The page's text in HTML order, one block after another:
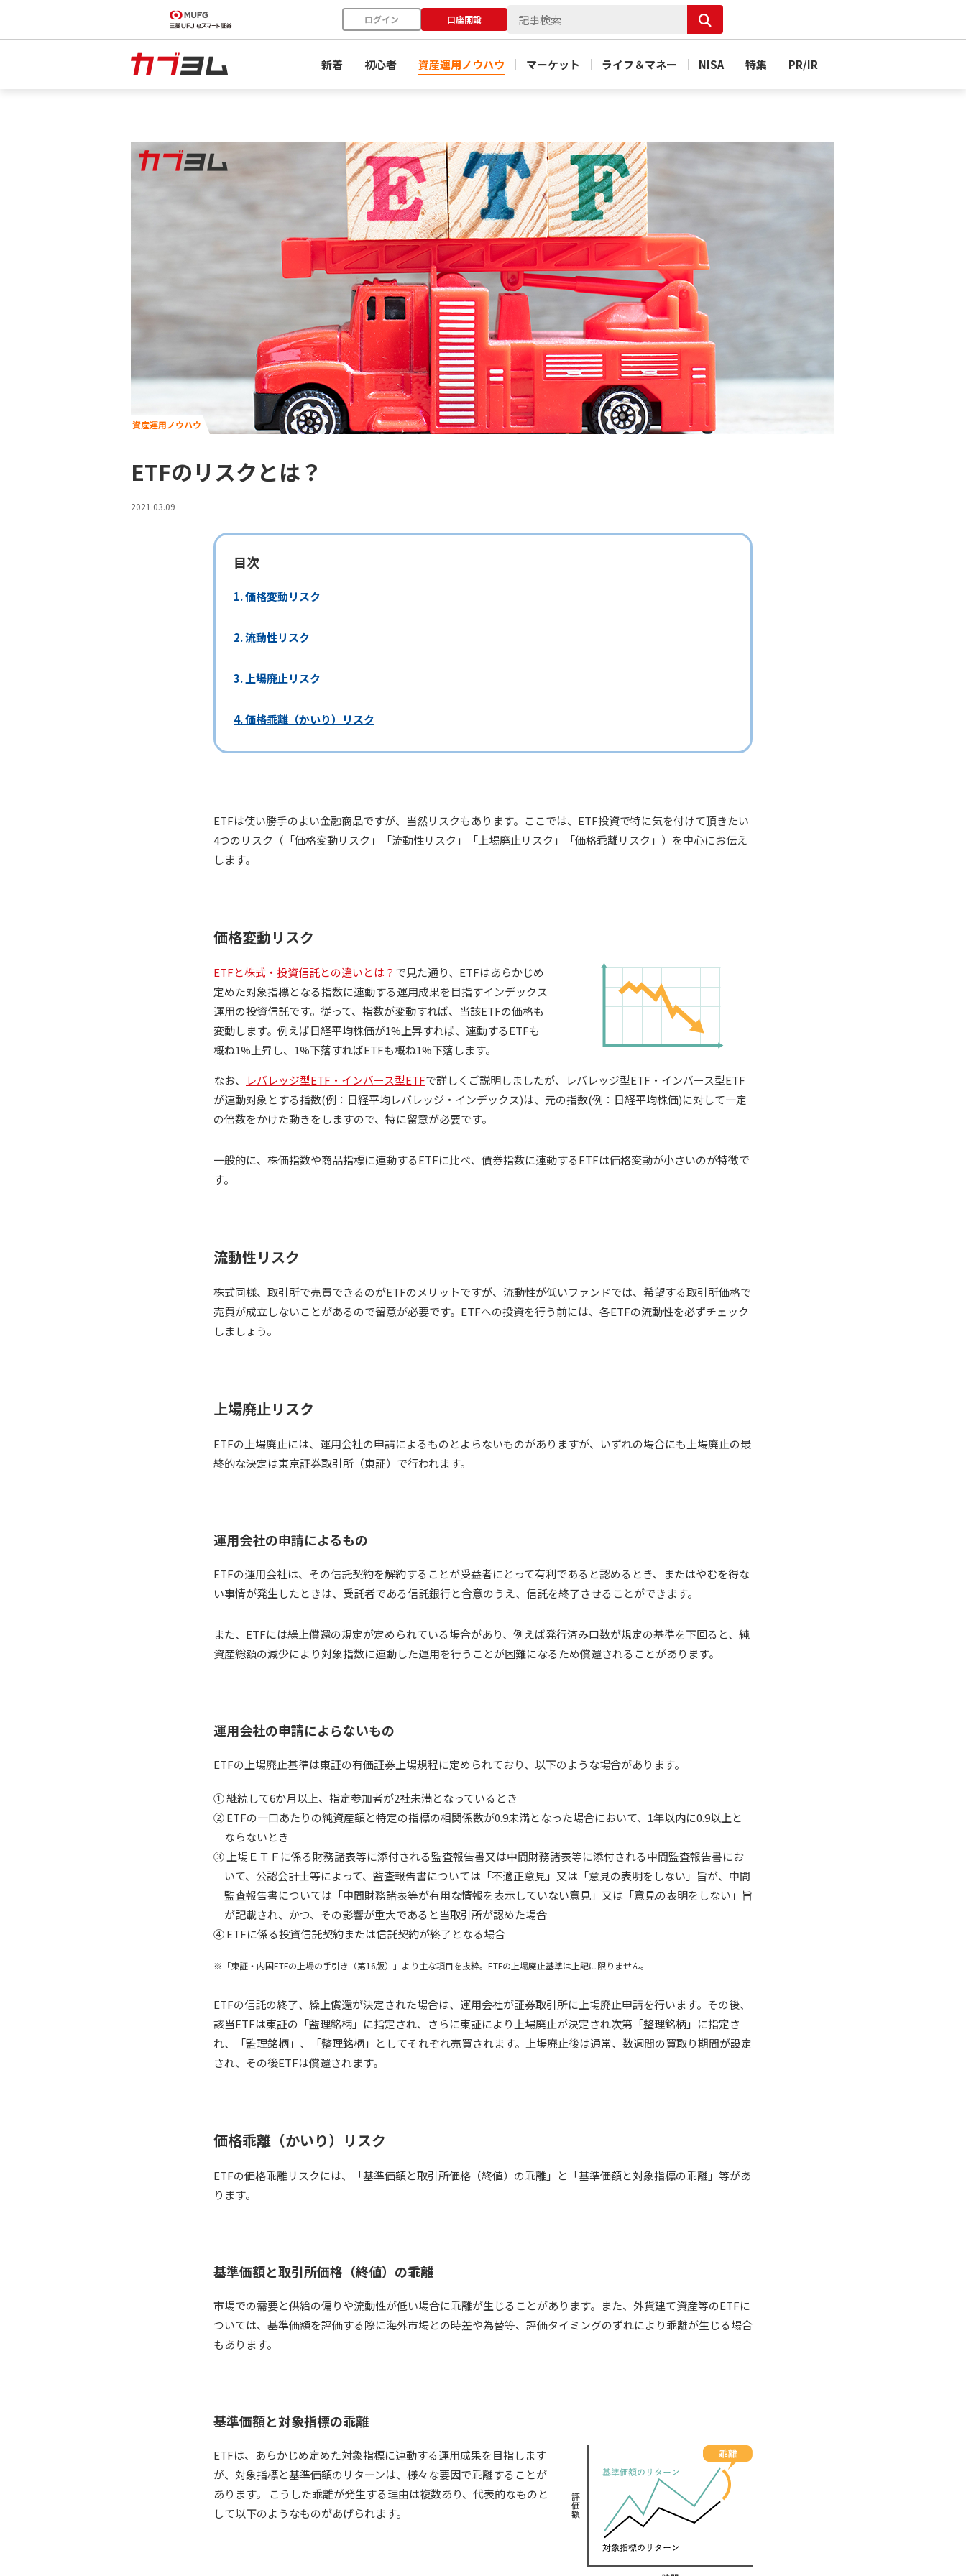
ログイン 口座開設
新着 初心者 資産運用ノウハウ マーケット ライフ＆マネー NISA 特集 PR/IR
資産運用ノウハウ
ETFのリスクとは？
2021.03.09
目次
1. 価格変動リスク
2. 流動性リスク
3. 上場廃止リスク
4. 価格乖離（かいり）リスク
ETFは使い勝手のよい金融商品ですが、当然リスクもあります。ここでは、ETF投資で特に気を付けて頂きたい
4つのリスク（「価格変動リスク」「流動性リスク」「上場廃止リスク」「価格乖離リスク」）を中心にお伝え
します。
価格変動リスク
ETFと株式・投資信託との違いとは？ で見た通り、ETFはあらかじめ
定めた対象指標となる指数に連動する運用成果を目指すインデックス
運用の投資信託です。従って、指数が変動すれば、当該ETFの価格も
変動します。例えば日経平均株価が1%上昇すれば、連動するETFも
概ね1%上昇し、1%下落すればETFも概ね1%下落します。
なお、
レバレッジ型ETF・インバース型ETFで詳しくご説明しましたが、レバレッジ型ETF・インバース型ETF
が連動対象とする指数(例：日経平均レバレッジ・インデックス)は、元の指数(例：日経平均株価)に対して一定
の倍数をかけた動きをしますので、特に留意が必要です。
一般的に、株価指数や商品指標に連動するETFに比べ、債券指数に連動するETFは価格変動が小さいのが特徴で
す。
流動性リスク
株式同様、取引所で売買できるのがETFのメリットですが、流動性が低いファンドでは、希望する取引所価格で
売買が成立しないことがあるので留意が必要です。ETFへの投資を行う前には、各ETFの流動性を必ずチェック
しましょう。
上場廃止リスク
ETFの上場廃止には、運用会社の申請によるものとよらないものがありますが、いずれの場合にも上場廃止の最
終的な決定は東京証券取引所（東証）で行われます。
運用会社の申請によるもの
ETFの運用会社は、その信託契約を解約することが受益者にとって有利であると認めるとき、またはやむを得な
い事情が発生したときは、受託者である信託銀行と合意のうえ、信託を終了させることができます。
また、ETFには繰上償還の規定が定められている場合があり、例えば発行済み口数が規定の基準を下回ると、純
資産総額の減少により対象指数に連動した運用を行うことが困難になるため償還されることがあります。
運用会社の申請によらないもの
ETFの上場廃止基準は東証の有価証券上場規程に定められており、以下のような場合があります。
① 継続して6か月以上、指定参加者が2社未満となっているとき
② ETFの一口あたりの純資産額と特定の指標の相関係数が0.9未満となった場合において、1年以内に0.9以上と
ならないとき
③ 上場ＥＴＦに係る財務諸表等に添付される監査報告書又は中間財務諸表等に添付される中間監査報告書にお
いて、公認会計士等によって、監査報告書については「不適正意見」又は「意見の表明をしない」旨が、中間
監査報告書については「中間財務諸表等が有用な情報を表示していない意見」又は「意見の表明をしない」旨
が記載され、かつ、その影響が重大であると当取引所が認めた場合
④ ETFに係る投資信託契約または信託契約が終了となる場合
※「東証・内国ETFの上場の手引き（第16版）」より主な項目を抜粋。ETFの上場廃止基準は上記に限りません。
ETFの信託の終了、繰上償還が決定された場合は、運用会社が証券取引所に上場廃止申請を行います。その後、
該当ETFは東証の「監理銘柄」に指定され、さらに東証により上場廃止が決定され次第「整理銘柄」に指定さ
れ、「監理銘柄」、「整理銘柄」としてそれぞれ売買されます。上場廃止後は通常、数週間の買取り期間が設定
され、その後ETFは償還されます。
価格乖離（かいり）リスク
ETFの価格乖離リスクには、「基準価額と取引所価格（終値）の乖離」と「基準価額と対象指標の乖離」等があ
ります。
基準価額と取引所価格（終値）の乖離
市場での需要と供給の偏りや流動性が低い場合に乖離が生じることがあります。また、外貨建て資産等のETFに
ついては、基準価額を評価する際に海外市場との時差や為替等、評価タイミングのずれにより乖離が生じる場合
もあります。
基準価額と対象指標の乖離
ETFは、あらかじめ定めた対象指標に連動する運用成果を目指します
が、対象指標と基準価額のリターンは、様々な要因で乖離することが
あります。 こうした乖離が発生する理由は複数あり、代表的なものと
して以下のようなものがあげられます。